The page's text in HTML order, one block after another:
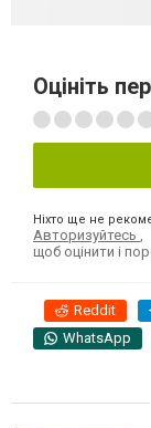
Оцініть
Ніхто ще не
Авторизуйтесь
щоб оцінити і
Reddit
WhatsApp